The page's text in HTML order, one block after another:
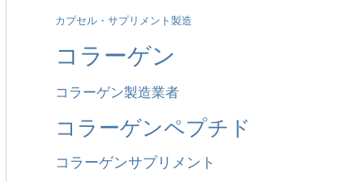
も
の
カプセル・サプリメント製造
コラーゲン
コラーゲン製造業者
コラーゲンペプチド
コラーゲンサプリメント